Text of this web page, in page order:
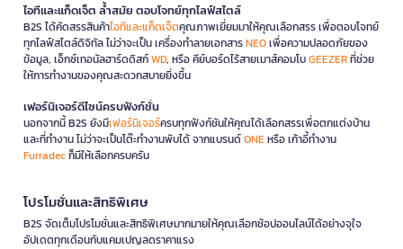
ไอทีและแก็ดเจ็ต ล้ำสมัย ตอบโจทย์ทุกไลฟ์สไตล์
B2S ได้คัดสรรสินค้าไอทีและแก็ดเจ็ตคุณภาพเยี่ยมมาให้คุณเลือกสรร เพื่อตอบโจทย์
ทุกไลฟ์สไตล์ดิจิทัล ไม่ว่าจะเป็น เครื่องทำลายเอกสารNEOเพื่อความปลอดภัยของ
ข้อมูล, เอ็กซ์เทอนัลฮาร์ดดิสก์WD, หรือ คีย์บอร์ดไร้สายเมาส์คอมโบGEEZERที่ช่วย
ให้การทำงานของคุณสะดวกสบายยิ่งขึ้น
เฟอร์นิเจอร์ดีไซน์ครบฟังก์ชั่น
นอกจากนี้ B2S ยังมีเฟอร์นิเจอร์ครบทุกฟังก์ชันให้คุณได้เลือกสรรเพื่อตกแต่งบ้าน
และที่ทำงาน ไม่ว่าจะเป็นโต๊ะทำงานพับได้ จากแบรนด์ONEหรือ เก้าอี้ทำงาน
Furradecก็มีให้เลือกครบครัน
โปรโมชั่นและสิทธิพิเศษ
B2S จัดเต็มโปรโมชั่นและสิทธิพิเศษมากมายให้คุณเลือกช้อปออนไลน์ได้อย่างจุใจ
อัปเดตทุกเดือนกับแคมเปญลดราคาแรง